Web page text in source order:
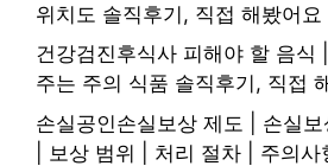
위치도 솔직후기, 직접 해봤어요
건강검진후식사 피해야 할 음식
주는 주의 식품 솔직후기, 직접
손실공인손실보상 제도 | 손실
| 보상 범위 | 처리 절차 | 주의